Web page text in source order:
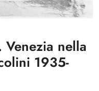
nella
1935-